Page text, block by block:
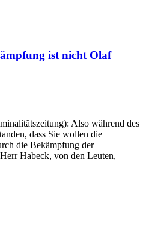
ist nicht Olaf
Also während des
dass Sie wollen die
die Bekämpfung der
Habeck, von den Leuten,